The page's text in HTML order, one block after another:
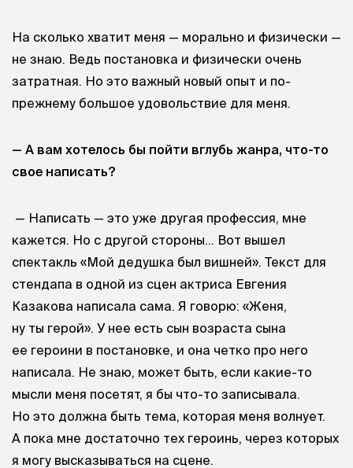
На сколько хватит меня — морально и физически —
не знаю. Ведь постановка и физически очень
затратная. Но это важный новый опыт и по-
прежнему большое удовольствие для меня.
— А вам хотелось бы пойти вглубь жанра, что-то
свое написать?
— Написать — это уже другая профессия, мне
кажется. Но с другой стороны… Вот вышел
спектакль «Мой дедушка был вишней». Текст для
стендапа в одной из сцен актриса Евгения
Казакова написала сама. Я говорю: «Женя,
ну ты герой». У нее есть сын возраста сына
ее героини в постановке, и она четко про него
написала. Не знаю, может быть, если какие-то
мысли меня посетят, я бы что-то записывала.
Но это должна быть тема, которая меня волнует.
А пока мне достаточно тех героинь, через которых
я могу высказываться на сцене.